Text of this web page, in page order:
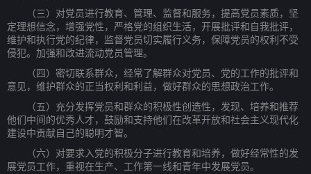
（三）对党员进行教育、管理、监督和服务，提高党员素质，坚
定理想信念，增强党性，严格党的组织生活，开展批评和自我批评，
维护和执行党的纪律，监督党员切实履行义务，保障党员的权利不受
侵犯。加强和改进流动党员管理。
（四）密切联系群众，经常了解群众对党员、党的工作的批评和
意见，维护群众的正当权利和利益，做好群众的思想政治工作。
（五）充分发挥党员和群众的积极性创造性，发现、培养和推荐
他们中间的优秀人才，鼓励和支持他们在改革开放和社会主义现代化
建设中贡献自己的聪明才智。
（六）对要求入党的积极分子进行教育和培养，做好经常性的发
展党员工作，重视在生产、工作第一线和青年中发展党员。